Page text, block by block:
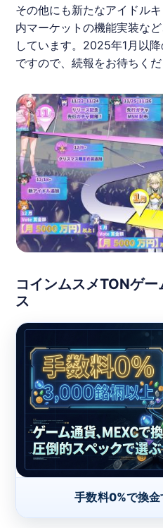
その他にも新たなアイドル
内マーケットの機能実装な
しています。2025年1月以
ですので、続報をお待ちくだ
コインムスメTONゲ
ス
手数料0%で換